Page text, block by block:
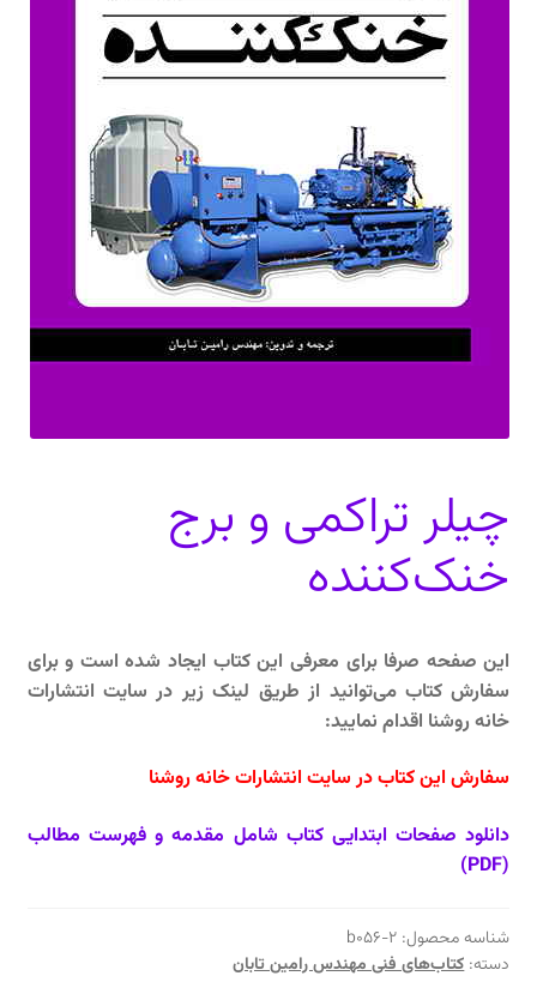
دعوت برای پروژه، تدریس و سخنرانی
ارتباط از طریق پیام‌رسان‌ها: 09373443975
چیلر تراکمی و برج
خنک‌کننده
این صفحه صرفا برای معرفی این کتاب ایجاد شده است و برای
سفارش کتاب می‌توانید از طریق لینک زیر در سایت انتشارات
خانه روشنا اقدام نمایید:
سفارش این کتاب در سایت انتشارات خانه روشنا
دانلود صفحات ابتدایی کتاب شامل مقدمه و فهرست مطالب
(PDF)
شناسه محصول: b056-2
دسته:کتاب‌های فنی مهندس رامین تابان